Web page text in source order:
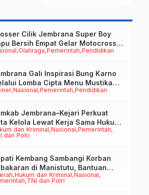
Olahraga Pemerintah Pendidikan
Cilik Jembrana Super Boy
Bersih Empat Gelar Motocross
Nasional Pemerintah Pendidikan
Gali Inspirasi Bung Karno
Lomba Cipta Menu Mustika
dan Kriminal Nasional Pemerintah
dan Polri
Jembrana–Kejari Perkuat
Kelola Lewat Kerja Sama Hukum
Hukum dan Kriminal Nasional
TNI dan Polri
Kembang Sambangi Korban
di Manistutu, Bantuan
untuk Ringankan Beban